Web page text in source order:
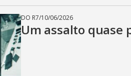
DO R7/10/06/2026
Um assalto quase